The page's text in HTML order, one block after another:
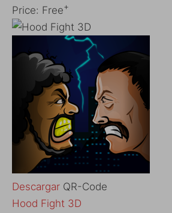
Price: Free+
Descargar QR-Code
‎Hood Fight 3D